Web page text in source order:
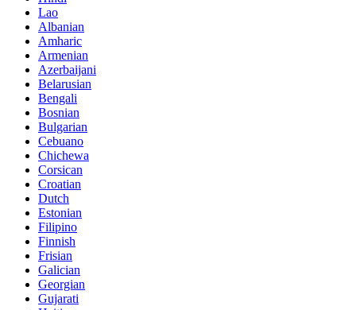
Lao
Albanian
Amharic
Armenian
Azerbaijani
Belarusian
Bengali
Bosnian
Bulgarian
Cebuano
Chichewa
Corsican
Croatian
Dutch
Estonian
Filipino
Finnish
Frisian
Galician
Georgian
Gujarati